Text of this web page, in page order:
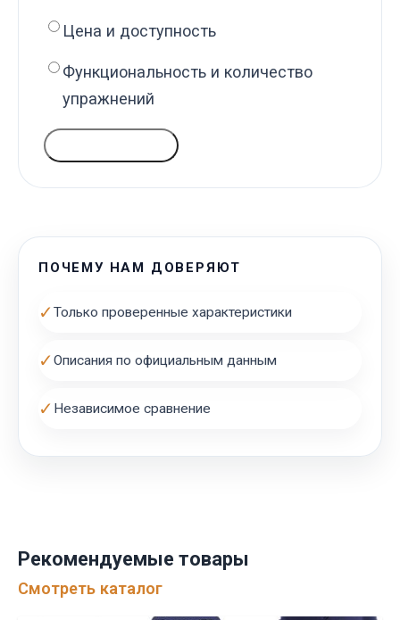
Цена и доступность
Функциональность и количество
упражнений
ПОЧЕМУ НАМ ДОВЕРЯЮТ
✓Только проверенные характеристики
✓Описания по официальным данным
✓ Независимое сравнение
Рекомендуемые товары
Смотреть каталог